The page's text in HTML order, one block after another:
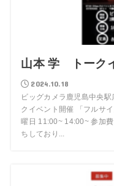
山本 学 トーク
2024.10.18
ビッグカメラ鹿児島中央
クイベント開催 「フルサ
曜日 11:00~ 14:00~ 参加
ちしており...